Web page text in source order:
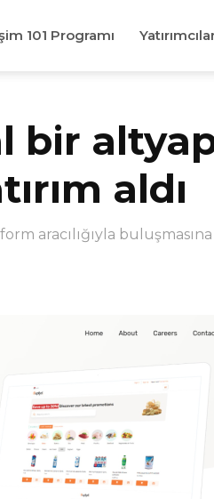
101 Programı
bir
aldı
aracılığıyla